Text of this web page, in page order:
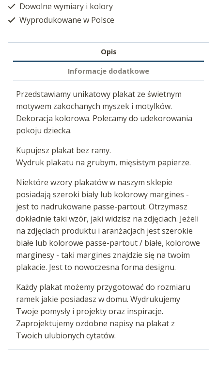
Dowolne wymiary i kolory
Wyprodukowane w Polsce
Opis
Informacje dodatkowe
Przedstawiamy unikatowy plakat ze świetnym
motywem zakochanych myszek i motylków.
Dekoracja kolorowa. Polecamy do udekorowania
pokoju dziecka.
Kupujesz plakat bez ramy.
Wydruk plakatu na grubym, mięsistym papierze.
Niektóre wzory plakatów w naszym sklepie
posiadają szeroki biały lub kolorowy margines -
jest to nadrukowane passe-partout. Otrzymasz
dokładnie taki wzór, jaki widzisz na zdjęciach. Jeżeli
na zdjęciach produktu i aranżacjach jest szerokie
białe lub kolorowe passe-partout / białe, kolorowe
marginesy - taki margines znajdzie się na twoim
plakacie. Jest to nowoczesna forma designu.
Każdy plakat możemy przygotować do rozmiaru
ramek jakie posiadasz w domu. Wydrukujemy
Twoje pomysły i projekty oraz inspiracje.
Zaprojektujemy ozdobne napisy na plakat z
Twoich ulubionych cytatów.